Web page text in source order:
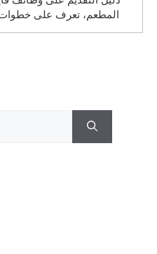
المطعم، تعرف على خطوات